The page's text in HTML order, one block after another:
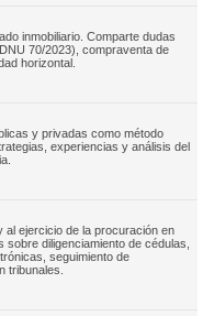
inmobiliario. Comparte dudas
70/2023), compraventa de
horizontal.
y privadas como método
experiencias y análisis del
ejercicio de la procuración en
diligenciamiento de cédulas,
seguimiento de
tribunales.